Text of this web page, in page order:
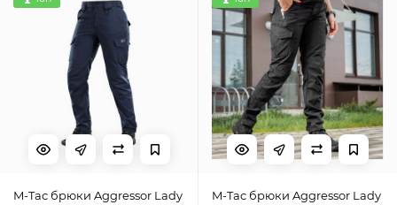
M-Tac брюки Aggressor Lady
M-Tac брюки Aggressor Lady